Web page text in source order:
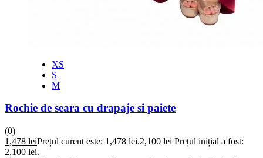
XS
S
M
Rochie de seara cu drapaje si paiete
(0)
1,478 leiPrețul curent este: 1,478 lei.2,100lei Prețul inițial a fost:
2,100 lei.